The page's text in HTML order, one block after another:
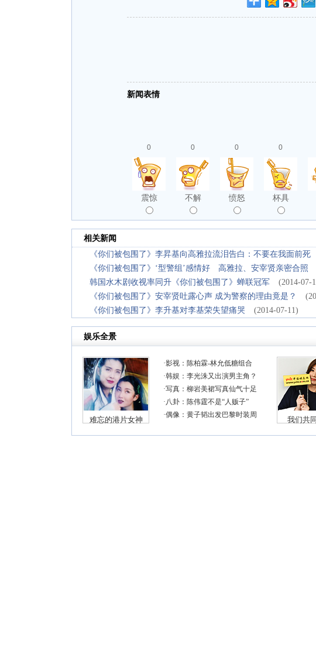
新闻表情
0
震惊
0
不解
0
愤怒
0
杯具
相关新闻
《你们被包围了》李昇基向高雅拉流泪告白：不要在我面前死
《你们被包围了》‘型警组’感情好 高雅拉、安宰贤亲密合照
韩国水木剧收视率同升《你们被包围了》蝉联冠军
(2014-07-
《你们被包围了》安宰贤吐露心声 成为警察的理由竟是？
《你们被包围了》李升基对李基荣失望痛哭
(2014-07-11)